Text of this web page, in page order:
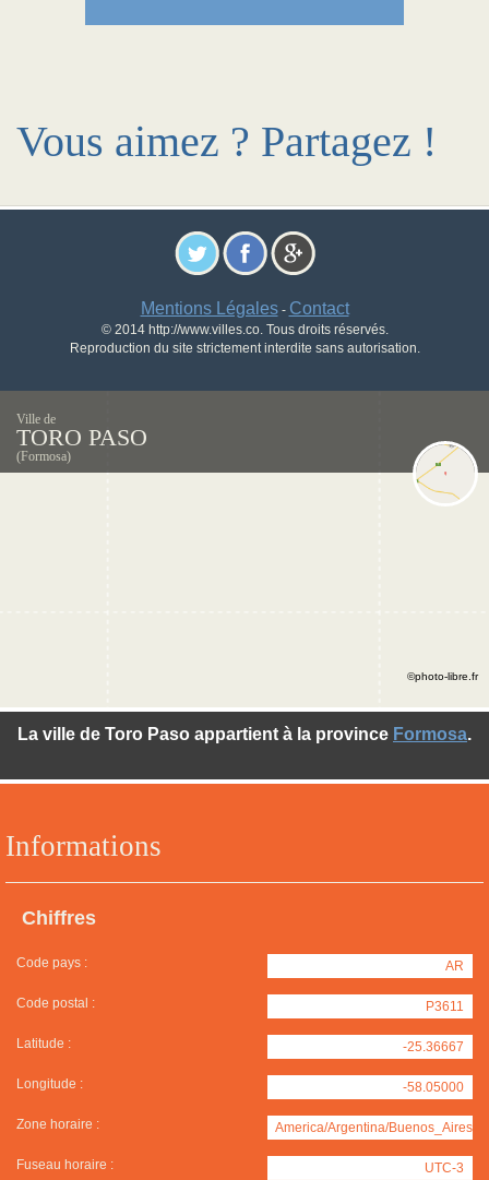
Vous aimez ? Partagez !
Mentions Légales- Contact
© 2014 http://www.villes.co. Tous droits réservés.
Reproduction du site strictement interdite sans autorisation.
Ville de
TORO PASO
(Formosa)
Informations
Chiffres
Code pays : AR
Code postal : P3611
Latitude : -25.36667
Longitude : -58.05000
Zone horaire : America/Argentina/Buenos_Aires
Fuseau horaire : UTC-3
La ville de Toro Paso appartient à la province Formosa.
©photo-libre.fr